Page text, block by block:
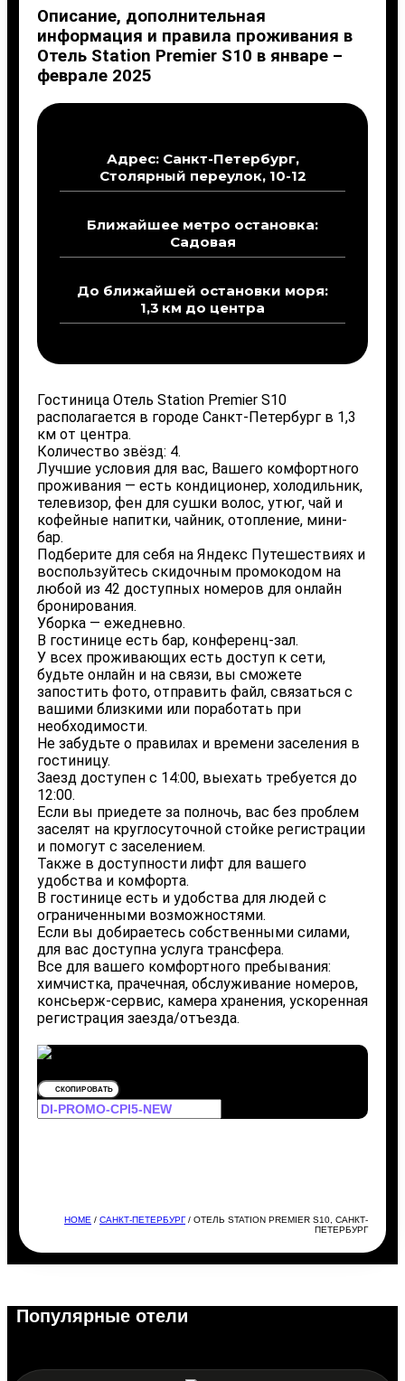
Описание, дополнительная
информация и правила проживания в
Отель Station Premier S10 в январе –
феврале 2025
Адрес: Санкт-Петербург,
Столярный переулок, 10-12
Ближайшее метро остановка:
Садовая
До ближайшей остановки моря:
1,3 км до центра
Гостиница Отель Station Premier S10
располагается в городе Санкт-Петербург в 1,3
км от центра.
Количество звёзд: 4.
Лучшие условия для вас, Вашего комфортного
проживания — есть кондиционер, холодильник,
телевизор, фен для сушки волос, утюг, чай и
кофейные напитки, чайник, отопление, мини-
бар.
Подберите для себя на Яндекс Путешествиях и
воспользуйтесь скидочным промокодом на
любой из 42 доступных номеров для онлайн
бронирования.
Уборка — ежедневно.
В гостинице есть бар, конференц-зал.
У всех проживающих есть доступ к сети,
будьте онлайн и на связи, вы сможете
запостить фото, отправить файл, связаться с
вашими близкими или поработать при
необходимости.
Не забудьте о правилах и времени заселения в
гостиницу.
Заезд доступен с 14:00, выехать требуется до
12:00.
Если вы приедете за полночь, вас без проблем
заселят на круглосуточной стойке регистрации
и помогут с заселением.
Также в доступности лифт для вашего
удобства и комфорта.
В гостинице есть и удобства для людей с
ограниченными возможностями.
Если вы добираетесь собственными силами,
для вас доступна услуга трансфера.
Все для вашего комфортного пребывания:
химчистка, прачечная, обслуживание номеров,
консьерж-сервис, камера хранения, ускоренная
регистрация заезда/отъезда.
СКОПИРОВАТЬ
HOME /САНКТ-ПЕТЕРБУРГ/ ОТЕЛЬ STATION PREMIER S10, САНКТ-
ПЕТЕРБУРГ
Популярные отели